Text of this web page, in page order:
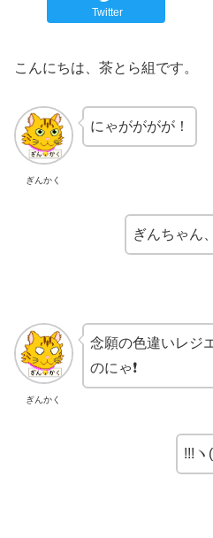
Twitter
こんにちは、茶とら組です。
ぎんかく
にゃがががが！
ぎんちゃん
ぎんかく
念願の色違いレジ
のにゃ❗️
!!!ヽ